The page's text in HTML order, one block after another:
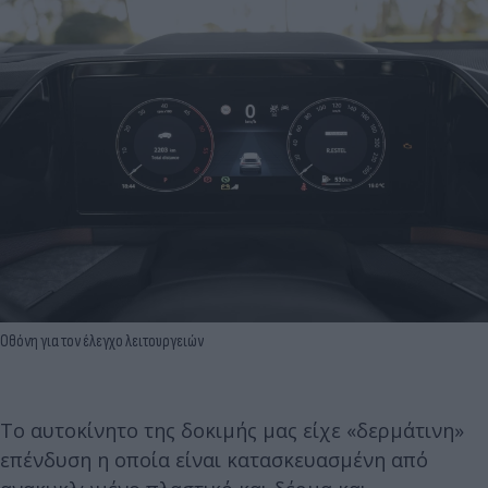
Οθόνη για τον έλεγχο λειτουργειών
Το αυτοκίνητο της δοκιμής μας είχε «δερμάτινη»
επένδυση η οποία είναι κατασκευασμένη από